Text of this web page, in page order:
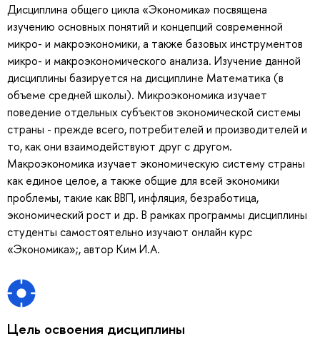
Дисциплина общего цикла «Экономика» посвящена
изучению основных понятий и концепций современной
микро- и макроэкономики, а также базовых инструментов
микро- и макроэкономического анализа. Изучение данной
дисциплины базируется на дисциплине Математика (в
объеме средней школы). Микроэкономика изучает
поведение отдельных субъектов экономической системы
страны - прежде всего, потребителей и производителей и
то, как они взаимодействуют друг с другом.
Макроэкономика изучает экономическую систему страны
как единое целое, а также общие для всей экономики
проблемы, такие как ВВП, инфляция, безработица,
экономический рост и др. В рамках программы дисциплины
студенты самостоятельно изучают онлайн курс
«Экономика»;, автор Ким И.А.
Цель освоения дисциплины